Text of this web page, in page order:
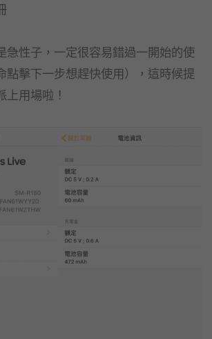
急性子，一定很容易錯過一開始的使
點擊下一步想趕快使用），這時候提
上用場啦！